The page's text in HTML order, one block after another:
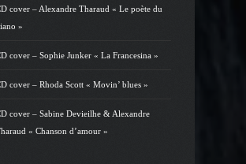
cover – Alexandre Tharaud « Le poète du
»
cover – Sophie Junker « La Francesina »
cover – Rhoda Scott « Movin’ blues »
cover – Sabine Devieilhe & Alexandre
« Chanson d’amour »